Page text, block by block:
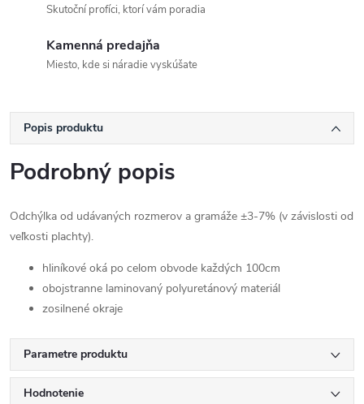
Skutoční profíci, ktorí vám poradia
Kamenná predajňa
Miesto, kde si náradie vyskúšate
Popis produktu
Podrobný popis
Odchýlka od udávaných rozmerov a gramáže ±3-7% (v závislosti od
veľkosti plachty).
hliníkové oká po celom obvode každých 100cm
obojstranne laminovaný polyuretánový materiál
zosilnené okraje
Parametre produktu
Hodnotenie